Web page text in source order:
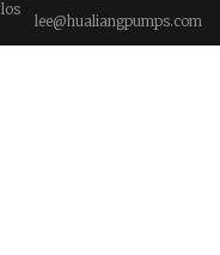
lee@hualiangpumps.com